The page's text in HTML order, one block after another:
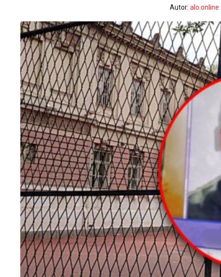
Autor: alo.online